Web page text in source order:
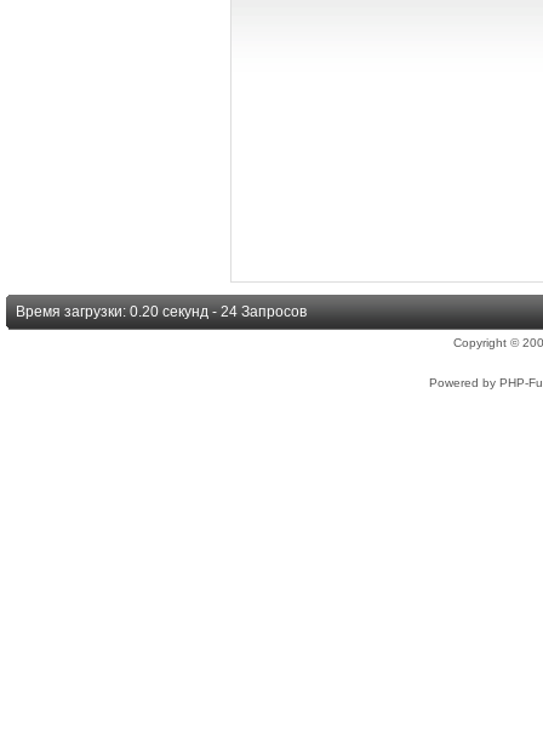
Время загрузки: 0.20 секунд - 24 Запросов
Copyright ©
Powered by PHP-